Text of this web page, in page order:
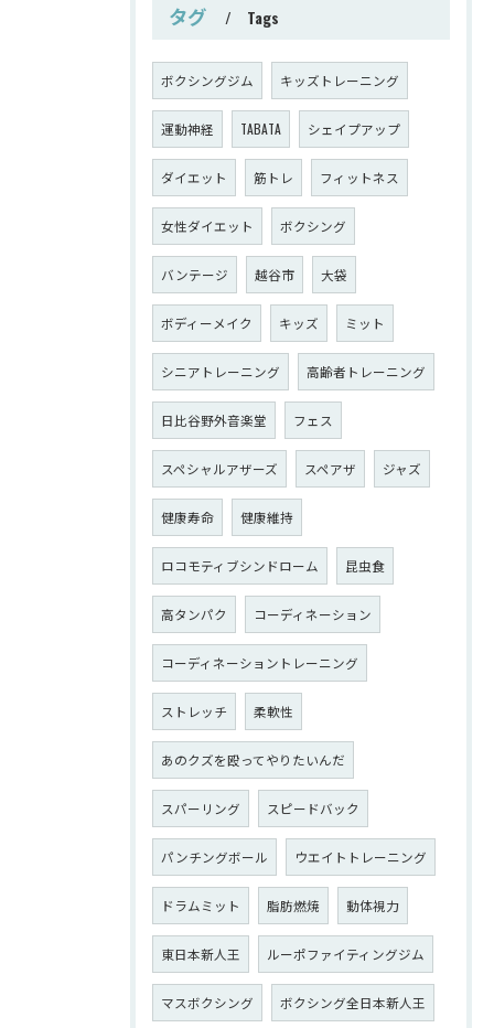
タグ Tags
ボクシングジム キッズトレーニング
運動神経 TABATA シェイプアップ
ダイエット 筋トレ フィットネス
女性ダイエット ボクシング
バンテージ 越谷市 大袋
ボディーメイク キッズ ミット
シニアトレーニング 高齢者トレーニング
日比谷野外音楽堂 フェス
スペシャルアザーズ スペアザ ジャズ
健康寿命 健康維持
ロコモティブシンドローム 昆虫食
高タンパク コーディネーション
コーディネーショントレーニング
ストレッチ 柔軟性
あのクズを殴ってやりたいんだ
スパーリング スピードバック
パンチングボール ウエイトトレーニング
ドラムミット 脂肪燃焼 動体視力
東日本新人王 ルーポファイティングジム
マスボクシング ボクシング全日本新人王